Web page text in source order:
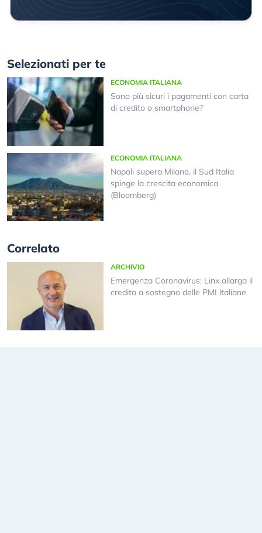
Selezionati per te
ECONOMIA ITALIANA
Sono più sicuri i pagamenti con carta
di credito o smartphone?
ECONOMIA ITALIANA
Napoli supera Milano, il Sud Italia
spinge la crescita economica
(Bloomberg)
Correlato
ARCHIVIO
Emergenza Coronavirus: Linx allarga il
credito a sostegno delle PMI italiane